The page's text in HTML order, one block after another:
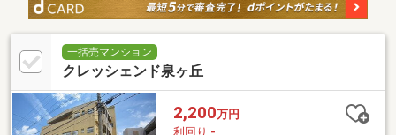
一括売マンション
クレッシェンド泉ヶ丘
2,200万円
利回り -